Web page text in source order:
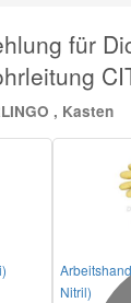
für
, Kasten
Nitril)